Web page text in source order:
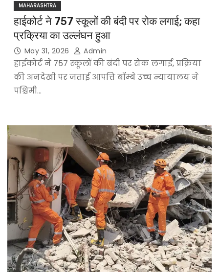
MAHARASHTRA
हाईकोर्ट ने 757 स्कूलों की बंदी पर रोक लगाई; कहा
प्रक्रिया का उल्लंघन हुआ
May 31, 2026 Admin
हाईकोर्ट ने 757 स्कूलों की बंदी पर रोक लगाई, प्रक्रिया
की अनदेखी पर जताई आपत्ति बॉम्बे उच्च न्यायालय ने
पश्चिमी…